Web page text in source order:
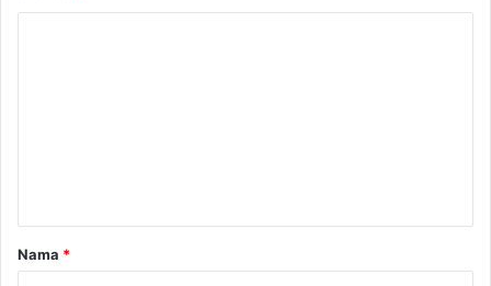
a
r
Nama *